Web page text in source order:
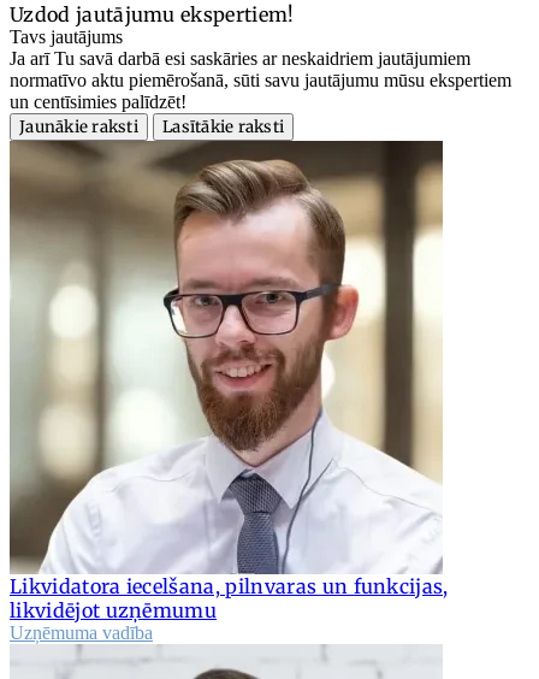
Uzdod jautājumu ekspertiem!
Tavs jautājums
Ja arī Tu savā darbā esi saskāries ar neskaidriem jautājumiem
normatīvo aktu piemērošanā, sūti savu jautājumu mūsu ekspertiem
un centīsimies palīdzēt!
Jaunākie raksti
Lasītākie raksti
Likvidatora iecelšana, pilnvaras un funkcijas,
likvidējot uzņēmumu
Uzņēmuma vadība